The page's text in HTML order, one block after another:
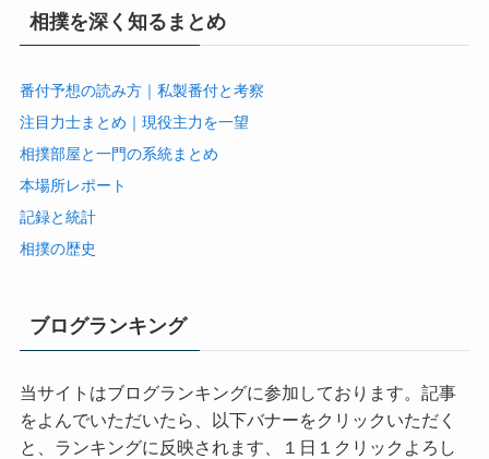
相撲を深く知るまとめ
番付予想の読み方｜私製番付と考察
注目力士まとめ｜現役主力を一望
相撲部屋と一門の系統まとめ
本場所レポート
記録と統計
相撲の歴史
ブログランキング
当サイトはブログランキングに参加しております。記事
をよんでいただいたら、以下バナーをクリックいただく
と、ランキングに反映されます、１日１クリックよろし